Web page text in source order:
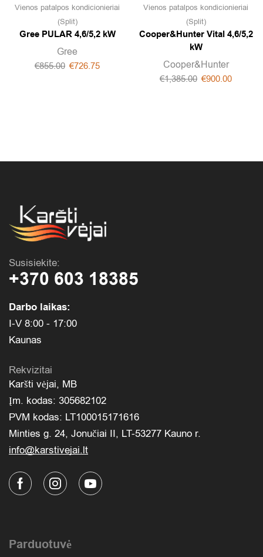
Vienos patalpos kondicionieriai
(Split)
Gree PULAR 4,6/5,2 kW
Gree
€855.00 €726.75
Vienos patalpos kondicionieriai
(Split)
Cooper&Hunter Vital 4,6/5,2
kW
Cooper&Hunter
€1,385.00 €900.00
Susisiekite:
+370 603 18385
Darbo laikas:
I-V 8:00 - 17:00
Kaunas
Rekvizitai
Karšti vėjai, MB
Įm. kodas: 305682102
PVM kodas: LT100015171616
Minties g. 24, Jonučiai II, LT-53277 Kauno r.
info@karstivejai.lt
Parduotuvė